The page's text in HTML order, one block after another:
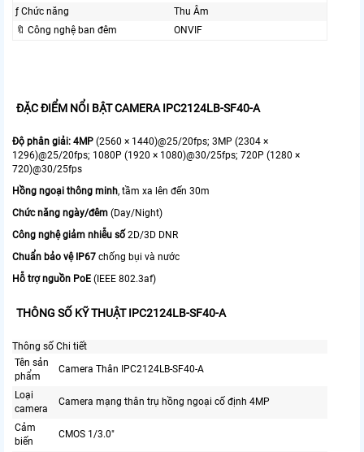
ƒ Chức năng
Thu Âm
🔖 Công nghệ ban đêm
ONVIF
ĐẶC ĐIỂM NỔI BẬT CAMERA IPC2124LB-SF40-A
Độ phân giải: 4MP (2560 × 1440)@25/20fps; 3MP (2304 ×
1296)@25/20fps; 1080P (1920 × 1080)@30/25fps; 720P (1280 ×
720)@30/25fps
Hồng ngoại thông minh, tầm xa lên đến 30m
Chức năng ngày/đêm (Day/Night)
Công nghệ giảm nhiễu số 2D/3D DNR
Chuẩn bảo vệ IP67 chống bụi và nước
Hỗ trợ nguồn PoE (IEEE 802.3af)
THÔNG SỐ KỸ THUẬT IPC2124LB-SF40-A
Thông số Chi tiết
Tên sản
phẩm
Camera Thân IPC2124LB-SF40-A
Loại
camera
Camera mạng thân trụ hồng ngoại cố định 4MP
Cảm
biến
CMOS 1/3.0"